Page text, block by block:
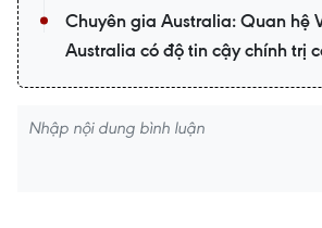
Chuyên gia Australia: Quan hệ
Australia có độ tin cậy chính trị